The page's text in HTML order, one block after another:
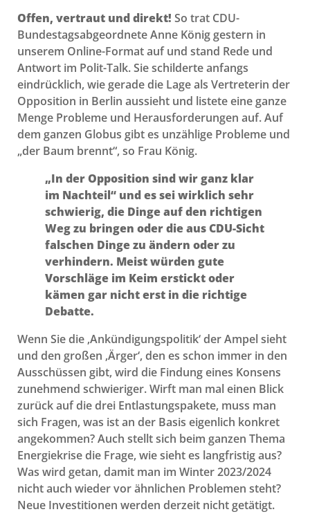
Offen, vertraut und direkt! So trat CDU-
Bundestagsabgeordnete Anne König gestern in
unserem Online-Format auf und stand Rede und
Antwort im Polit-Talk. Sie schilderte anfangs
eindrücklich, wie gerade die Lage als Vertreterin der
Opposition in Berlin aussieht und listete eine ganze
Menge Probleme und Herausforderungen auf. Auf
dem ganzen Globus gibt es unzählige Probleme und
„der Baum brennt“, so Frau König.
„In der Opposition sind wir ganz klar
im Nachteil“ und es sei wirklich sehr
schwierig, die Dinge auf den richtigen
Weg zu bringen oder die aus CDU-Sicht
falschen Dinge zu ändern oder zu
verhindern. Meist würden gute
Vorschläge im Keim erstickt oder
kämen gar nicht erst in die richtige
Debatte.
Wenn Sie die ‚Ankündigungspolitik‘ der Ampel sieht
und den großen ‚Ärger‘, den es schon immer in den
Ausschüssen gibt, wird die Findung eines Konsens
zunehmend schwieriger. Wirft man mal einen Blick
zurück auf die drei Entlastungspakete, muss man
sich Fragen, was ist an der Basis eigenlich konkret
angekommen? Auch stellt sich beim ganzen Thema
Energiekrise die Frage, wie sieht es langfristig aus?
Was wird getan, damit man im Winter 2023/2024
nicht auch wieder vor ähnlichen Problemen steht?
Neue Investitionen werden derzeit nicht getätigt.